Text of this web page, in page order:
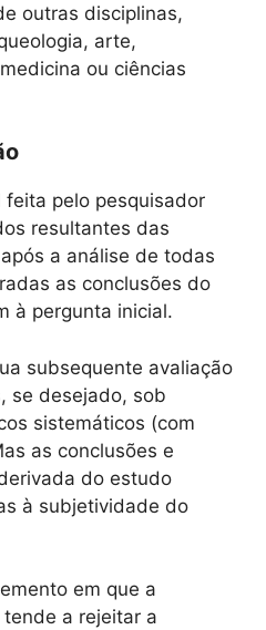
outras disciplinas,
arte,
ou ciências
feita pelo pesquisador
resultantes das
a análise de todas
as conclusões do
à pergunta inicial.
subsequente avaliação
se desejado, sob
sistemáticos (com
as conclusões e
do estudo
à subjetividade do
em que a
a rejeitar a